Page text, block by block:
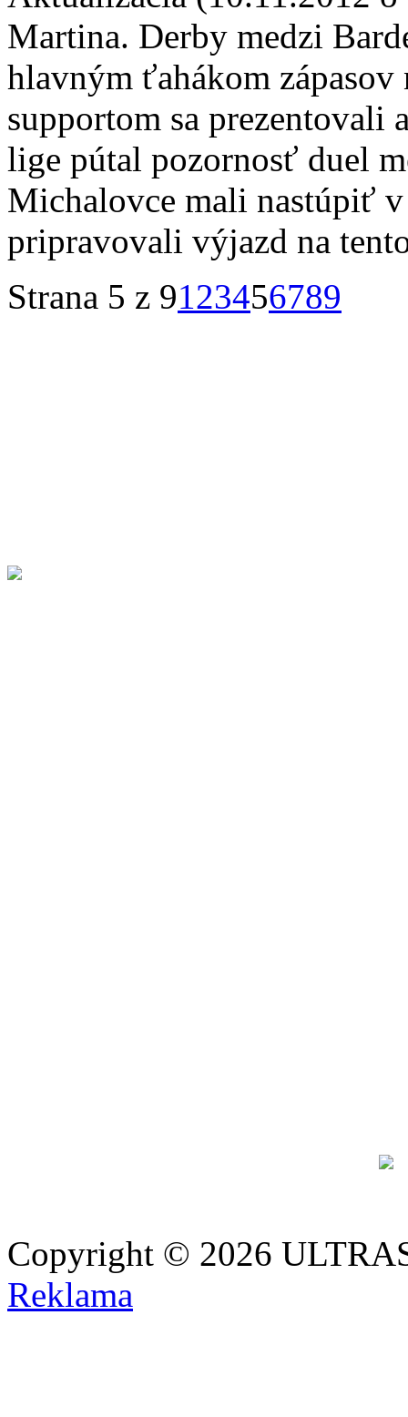
Martina. Derby medzi
hlavným ťahákom
supportom sa prezentovali
lige pútal pozornosť duel
Michalovce mali nastúpiť
pripravovali výjazd na
Strana 5 z 9123456789
Copyright © 2026
Reklama